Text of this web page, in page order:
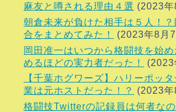
麻友と噂される理由４選 (2023
朝倉未来が負けた相手は５人！
合をまとめてみた！
(2023年8月
岡田准一はいつから格闘技を始
めるほどの実力者だった！
(2023
【千葉ホグワーズ】ハリーポッ
業は元ホストだった！？
(2023
格闘技Twitterの記録員は何者な